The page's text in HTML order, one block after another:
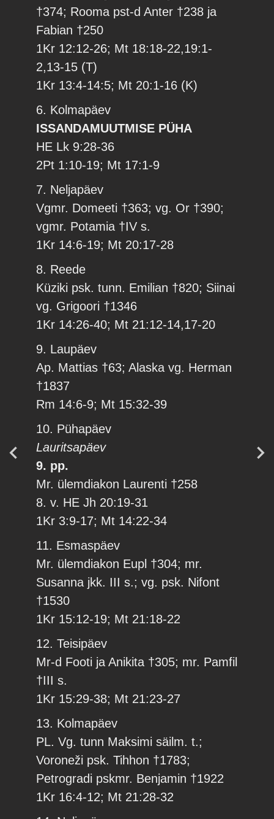
†374; Rooma pst-d Anter †238 ja
Fabian †250
1Kr 12:12-26; Mt 18:18-22,19:1-
2,13-15 (T)
1Kr 13:4-14:5; Mt 20:1-16 (K)
6. Kolmapäev
ISSANDAMUUTMISE PÜHA
HE Lk 9:28-36
2Pt 1:10-19; Mt 17:1-9
7. Neljapäev
Vgmr. Domeeti †363; vg. Or †390;
vgmr. Potamia †IV s.
1Kr 14:6-19; Mt 20:17-28
8. Reede
Küziki psk. tunn. Emilian †820; Siinai
vg. Grigoori †1346
1Kr 14:26-40; Mt 21:12-14,17-20
9. Laupäev
Ap. Mattias †63; Alaska vg. Herman
†1837
Rm 14:6-9; Mt 15:32-39
10. Pühapäev
Lauritsapäev
9. pp.
Mr. ülemdiakon Laurenti †258
8. v. HE Jh 20:19-31
1Kr 3:9-17; Mt 14:22-34
11. Esmaspäev
Mr. ülemdiakon Eupl †304; mr.
Susanna jkk. III s.; vg. psk. Nifont
†1530
1Kr 15:12-19; Mt 21:18-22
12. Teisipäev
Mr-d Footi ja Anikita †305; mr. Pamfil
†III s.
1Kr 15:29-38; Mt 21:23-27
13. Kolmapäev
PL. Vg. tunn Maksimi säilm. t.;
Voroneži psk. Tihhon †1783;
Petrogradi pskmr. Benjamin †1922
1Kr 16:4-12; Mt 21:28-32